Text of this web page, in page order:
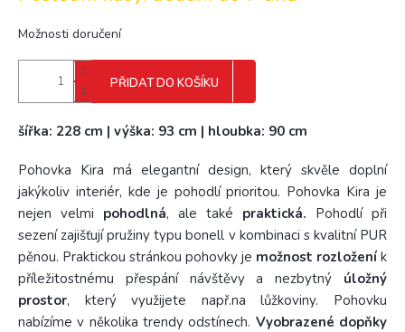
Možnosti doručení
PŘIDAT DO KOŠÍKU
šířka: 228 cm | výška: 93 cm | hloubka: 90 cm
Pohovka Kira má elegantní design, který skvěle doplní
jakýkoliv interiér, kde je pohodlí prioritou. Pohovka Kira je
nejen velmi pohodlná, ale také praktická. Pohodlí při
sezení zajišťují pružiny typu bonell v kombinaci s kvalitní PUR
pěnou. Praktickou stránkou pohovky je možnost rozložení k
příležitostnému přespání návštěvy a nezbytný úložný
prostor, který využijete např.na lůžkoviny. Pohovku
nabízíme v několika trendy odstínech. Vyobrazené dopňky